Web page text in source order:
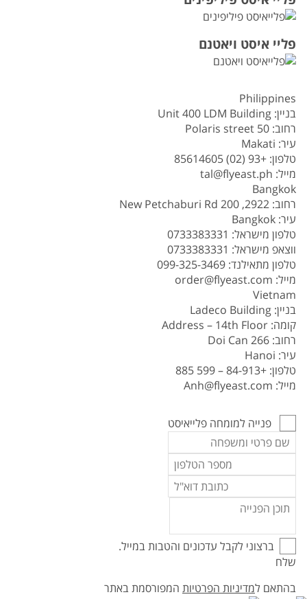
פליי איסט ויאטנם
Philippines
בניין: Unit 400 LDM Building
רחוב: 50 Polaris street
עיר: Makati
טלפון: +93 (02) 85614605
מייל: tal@flyeast.ph
Bangkok
רחוב: 2922, 200 New Petchaburi Rd
עיר: Bangkok
טלפון מישראל: 0733383331
ווצאפ מישראל: 0733383331
טלפון מתאילנד: 099-325-3469
מייל: order@flyeast.com
Vietnam
בניין: Ladeco Building
קומה: Address – 14th Floor
רחוב: 266 Doi Can
עיר: Hanoi
טלפון: +84-913 – 599 885
מייל: Anh@flyeast.com
פנייה למומחה פלייאיסט
ברצוני לקבל עדכונים והטבות במייל.
שלח
בהתאם למדיניות הפרטיות המפורסמת באתר